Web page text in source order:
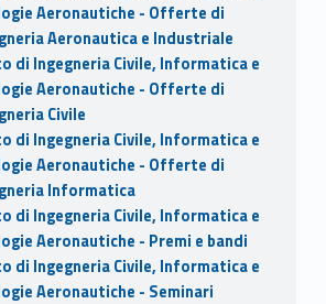
Aeronautiche - Offerte di
Aeronautica e Industriale
di Ingegneria Civile, Informatica e
Aeronautiche - Offerte di
Civile
di Ingegneria Civile, Informatica e
Aeronautiche - Offerte di
Informatica
di Ingegneria Civile, Informatica e
Aeronautiche - Premi e bandi
di Ingegneria Civile, Informatica e
Aeronautiche - Seminari